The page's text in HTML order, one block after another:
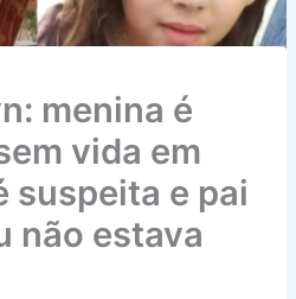
menina é
vida em
suspeita e pai
não estava